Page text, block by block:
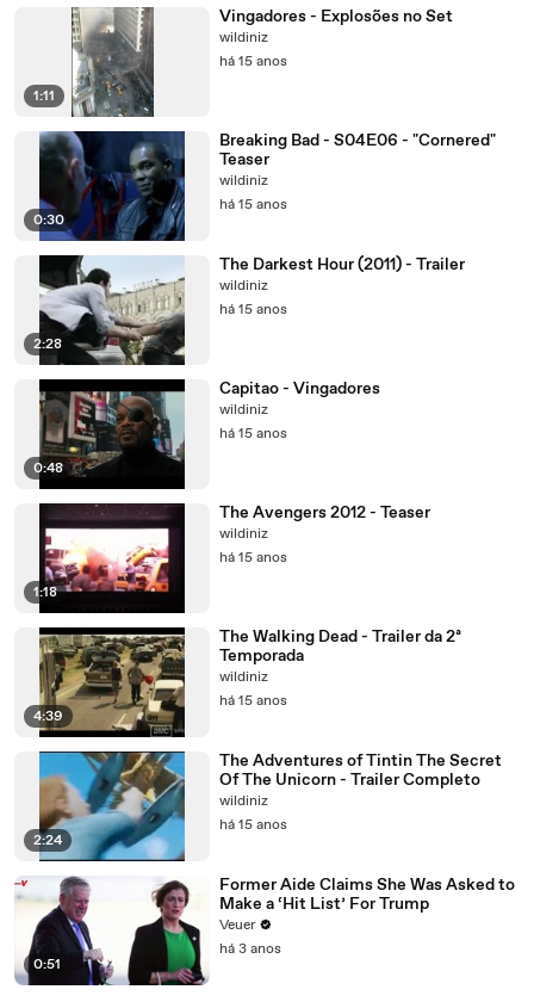
1:11
Vingadores - Explosões no Set
wildiniz
há 15 anos
0:30
Breaking Bad - S04E06 - "Cornered"
Teaser
wildiniz
há 15 anos
2:28
The Darkest Hour (2011) - Trailer
wildiniz
há 15 anos
0:48
Capitao - Vingadores
wildiniz
há 15 anos
1:18
The Avengers 2012 - Teaser
wildiniz
há 15 anos
4:39
The Walking Dead - Trailer da 2ª
Temporada
wildiniz
há 15 anos
2:24
The Adventures of Tintin The Secret
Of The Unicorn - Trailer Completo
wildiniz
há 15 anos
0:51
Former Aide Claims She Was Asked to
Make a ‘Hit List’ For Trump
Veuer
há 3 anos